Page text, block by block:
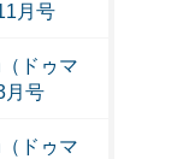
月号
ドゥマ
月号
ドゥマ